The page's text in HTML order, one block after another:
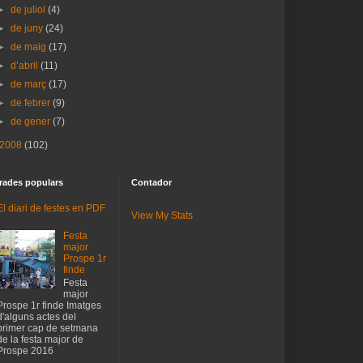
de juliol(4)
de juny(24)
de maig(17)
d’abril(11)
de març(17)
de febrer(9)
de gener(7)
2008 (102)
populars
diari de festes en PDF
Festa
major
Prospe 1r
finde
Festa
major
1r finde Imatges
actes del
cap de setmana
la festa major de
2016
Contador
View My Stats